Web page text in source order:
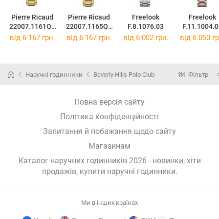
Pierre Ricaud
22007.1161QF
Z
Pierre Ricaud
22007.1165QF
Z
Freelook
F.8.1076.03
Freelook
від 6 167 грн. від 6 167 грн. від 6 002 грн. від 6 050
Наручні годинники Beverly Hills Polo Club Фільтр
Повна версія сайту
Політика конфіденційності
Запитання й побажання щодо сайту
Магазинам
Каталог наручних годинників 2026 - новинки, хіти
продажів, купити наручні годинники.
Ми в інших країнах